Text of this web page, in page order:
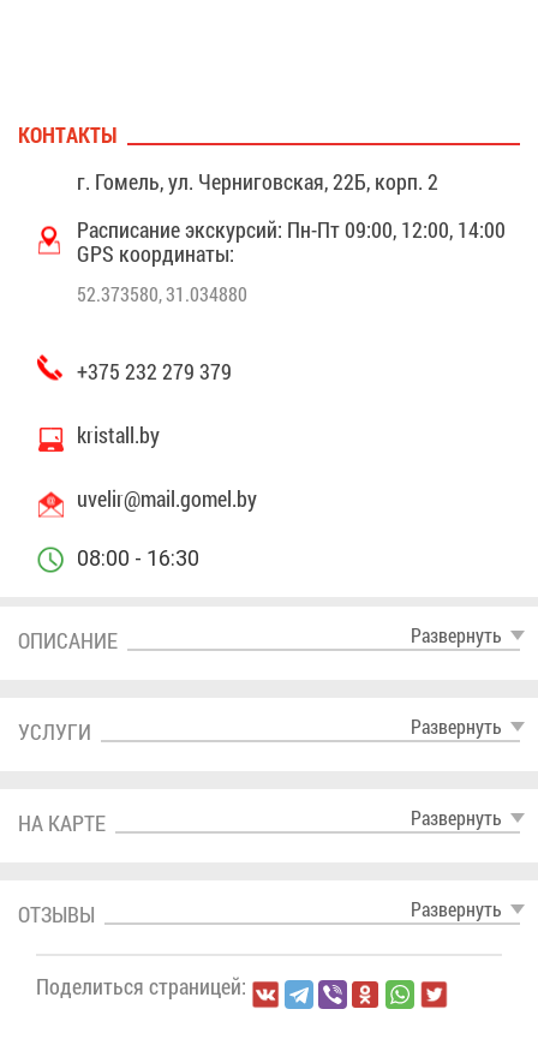
КОН­ТАК­ТЫ
г. Го­мель, ул. Чер­ни­гов­ская, 22Б, корп. 2
Рас­пи­са­ние экс­кур­сий: Пн-Пт 09:00, 12:00, 14:00
GPS ко­ор­ди­на­ты:
52.373580, 31.034880
+375 232 279 379
kristall.by
uvelir@​mail.​gomel.​by
08:00 - 16:30
Раз­вер­нуть
ОПИ­СА­НИЕ
Раз­вер­нуть
УСЛУ­ГИ
Раз­вер­нуть
НА КАР­ТЕ
Раз­вер­нуть
ОТ­ЗЫ­ВЫ
По­де­лить­ся стра­ни­цей: